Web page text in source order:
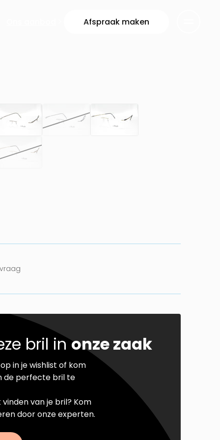
Afspraak maken
bril inonze zaak
in je wishlist of kom
de perfecte bril te
van je bril? Kom
door onze experten.